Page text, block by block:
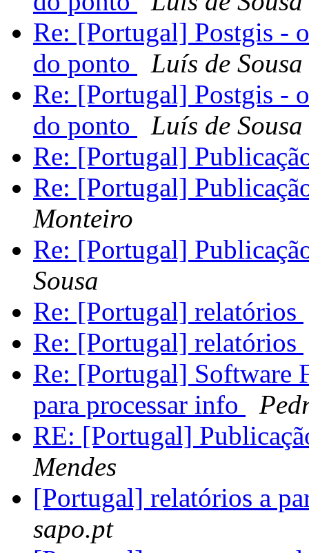
Re: [Portugal] Postgis -
do ponto
Luís de Sousa
Re: [Portugal] Postgis -
do ponto
Luís de Sousa
Re: [Portugal]
Re: [Portugal]
Monteiro
Re: [Portugal]
Sousa
Re: [Portugal] relatórios
Re: [Portugal] relatórios
Re: [Portugal] Software
para processar info
RE: [Portugal]
Mendes
[Portugal] relatórios a
sapo.pt